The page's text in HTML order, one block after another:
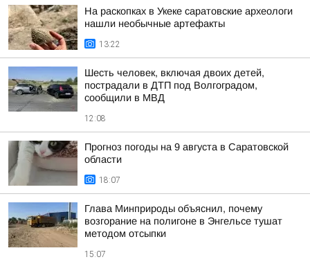
На раскопках в Укеке саратовские археологи
нашли необычные артефакты
13:22
Шесть человек, включая двоих детей,
пострадали в ДТП под Волгоградом,
сообщили в МВД
12:08
Прогноз погоды на 9 августа в Саратовской
области
18:07
Глава Минприроды объяснил, почему
возгорание на полигоне в Энгельсе тушат
методом отсыпки
15:07